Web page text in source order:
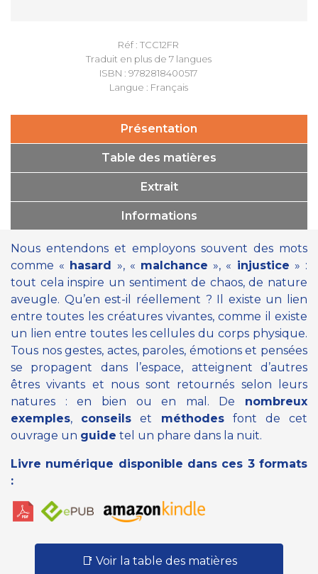
Réf : TCC12FR
Traduit en plus de 7 langues
ISBN : 9782818400517
Langue : Français
Présentation
Table des matières
Extrait
Informations
Nous entendons et employons souvent des mots
comme « hasard », « malchance », « injustice » :
tout cela inspire un sentiment de chaos, de nature
aveugle. Qu’en est-il réellement ? Il existe un lien
entre toutes les créatures vivantes, comme il existe
un lien entre toutes les cellules du corps physique.
Tous nos gestes, actes, paroles, émotions et pensées
se propagent dans l’espace, atteignent d’autres
êtres vivants et nous sont retournés selon leurs
natures : en bien ou en mal. De nombreux
exemples, conseils et méthodesfont de cet
ouvrage un guide tel un phare dans la nuit.
Livre numérique disponible dans ces 3 formats
:
📑 Voir la table des matières